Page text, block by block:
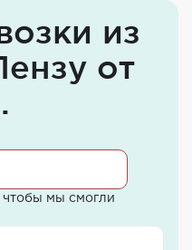
из
от
чтобы мы смогли